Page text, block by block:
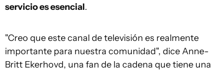
servicio es esencial.
"Creo que este canal de televisión es realmente
importante para nuestra comunidad", dice Anne-
Britt Ekerhovd, una fan de la cadena que tiene una